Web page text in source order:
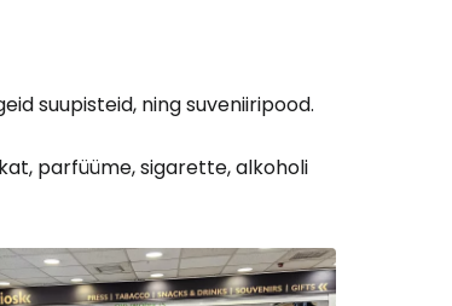
suupisteid, ning suveniiripood.
parfüüme, sigarette, alkoholi